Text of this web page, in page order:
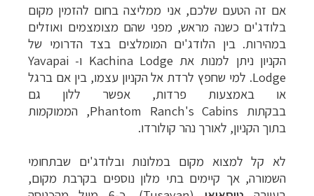
אם זה הטעם שלכם, אני ממליצה בחום להזמין מקום
בלודג'ים כשנה מראש, מפני שהם מצומצמים ואוזלים
במהירות. בין הלודג'ים המומלצים בצד הדרומי של
הקניון ניתן למנות את
Kachina Lodge ו- Yavapai
Lodge. למי שחפץ לרדת אל הקניון עצמו, בין אם ברגל
או באמצעות פרדות, אפשר ללון גם
בבקתות Phantom Ranch's Cabins, הממוקמות
בתוך הקניון, לאורך נהר קולורדו.
לא קל למצוא מקום במלונות ובלודג'ים שבתחומי
השמורה, אך קיימים בתי מלון נוספים בקרבת מקום,